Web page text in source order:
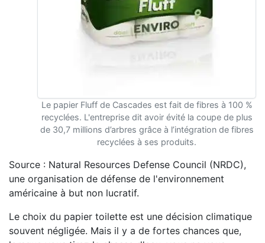
Le papier Fluff de Cascades est fait de fibres à 100 %
recyclées. L'entreprise dit avoir évité la coupe de plus
de 30,7 millions d’arbres grâce à l’intégration de fibres
recyclées à ses produits.
Source : Natural Resources Defense Council (NRDC),
une organisation de défense de l'environnement
américaine à but non lucratif.
Le choix du papier toilette est une décision climatique
souvent négligée. Mais il y a de fortes chances que,